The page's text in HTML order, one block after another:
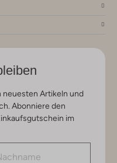
neuesten Artikeln und
Abonniere den
im